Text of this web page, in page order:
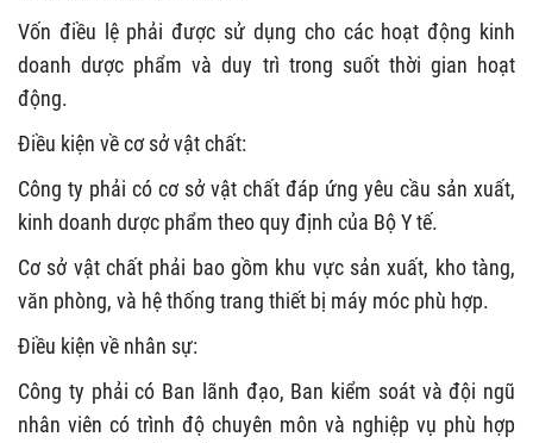
Vốn điều lệ phải được sử dụng cho các hoạt động kinh
doanh dược phẩm và duy trì trong suốt thời gian hoạt
động.
Điều kiện về cơ sở vật chất:
Công ty phải có cơ sở vật chất đáp ứng yêu cầu sản xuất,
kinh doanh dược phẩm theo quy định của Bộ Y tế.
Cơ sở vật chất phải bao gồm khu vực sản xuất, kho tàng,
văn phòng, và hệ thống trang thiết bị máy móc phù hợp.
Điều kiện về nhân sự:
Công ty phải có Ban lãnh đạo, Ban kiểm soát và đội ngũ
nhân viên có trình độ chuyên môn và nghiệp vụ phù hợp